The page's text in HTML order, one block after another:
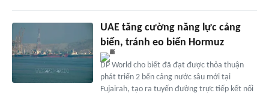
UAE tăng cường năng lực cảng
biển, tránh eo biển Hormuz
DP World cho biết đã đạt được thỏa thuận
phát triển 2 bến cảng nước sâu mới tại
Fujairah, tạo ra tuyến đường trực tiếp kết nối